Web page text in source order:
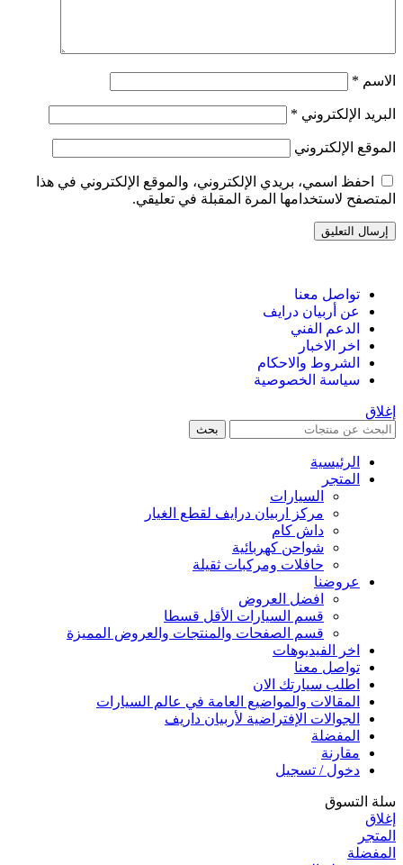
الاسم *
البريد الإلكتروني *
الموقع الإلكتروني
احفظ اسمي، بريدي الإلكتروني، والموقع الإلكتروني في هذا
المتصفح لاستخدامها المرة المقبلة في تعليقي.
تواصل معنا
عن أربيان درايف
الدعم الفني
اخر الاخبار
الشروط والاحكام
سياسة الخصوصية
إغلاق
بحث
الرئيسية
المتجر
السيارات
مركز اربيان درايف لقطع الغيار
داش كام
شواحن كهربائية
حافلات ومركبات ثقيلة
عروضنا
افضل العروض
قسم السيارات الأقل قسطا
قسم الصفحات والمنتجات والعروض المميزة
اخر الفيديوهات
تواصل معنا
اطلب سيارتك الان
المقالات والمواضيع العامة في عالم السيارات
الجوالات الإفتراضية لأربيان داريف
المفضلة
مقارنة
دخول / تسجيل
سلة التسوق
إغلاق
المتجر
المفضلة